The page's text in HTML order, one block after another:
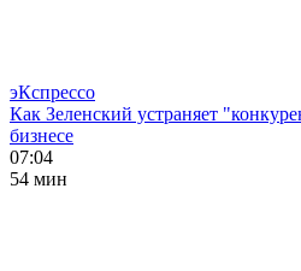
эКспрессо
Как Зеленский устраняет
бизнесе
07:04
54 мин